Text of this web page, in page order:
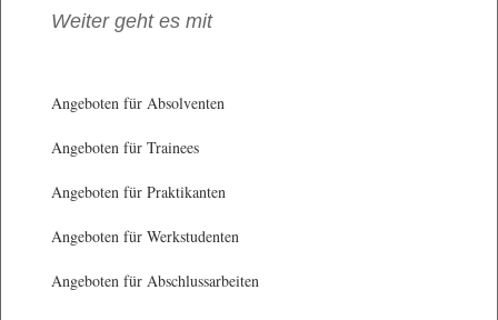
Weiter geht es mit
Angeboten für Absolventen
Angeboten für Trainees
Angeboten für Praktikanten
Angeboten für Werkstudenten
Angeboten für Abschlussarbeiten